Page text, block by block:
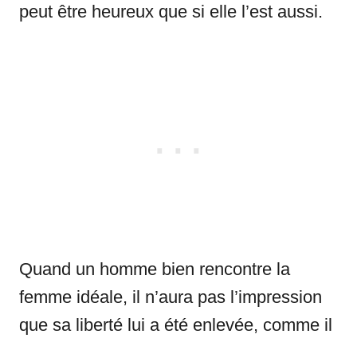
peut être heureux que si elle l’est aussi.
Quand un homme bien rencontre la
femme idéale, il n’aura pas l’impression
que sa liberté lui a été enlevée, comme il